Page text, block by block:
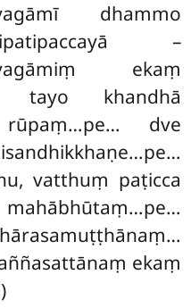
dhammo
–
ekaṃ
tayo khandhā
rūpaṃ…pe… dve
vatthuṃ paṭicca
ekaṃ